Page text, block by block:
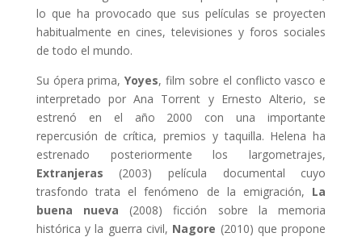
lo que ha provocado que sus películas se proyecten
habitualmente en cines, televisiones y foros sociales
de todo el mundo.
Su ópera prima,Yoyes, film sobre el conflicto vasco e
interpretado por Ana Torrent y Ernesto Alterio, se
estrenó en el año 2000 con una importante
repercusión de crítica,premios y taquilla. Helena ha
estrenado posteriormente los largometrajes,
Extranjeras (2003) película documental cuyo
trasfondo trata el fenómeno de la emigración, La
buena nueva (2008) ficción sobre la memoria
histórica y la guerra civil, Nagore (2010) que propone